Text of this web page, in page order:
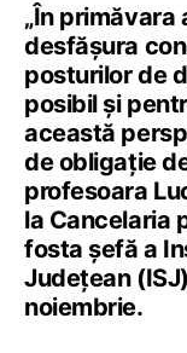
„În primăvara
desfășura
posturilor de
posibil și
această
de obligație
profesoara
la Cancelaria
fosta șefă a
Județean
noiembrie.